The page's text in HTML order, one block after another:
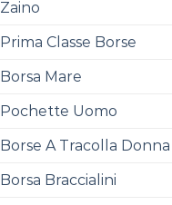
Zaino
Prima Classe Borse
Borsa Mare
Pochette Uomo
Borse A Tracolla Donna
Borsa Braccialini